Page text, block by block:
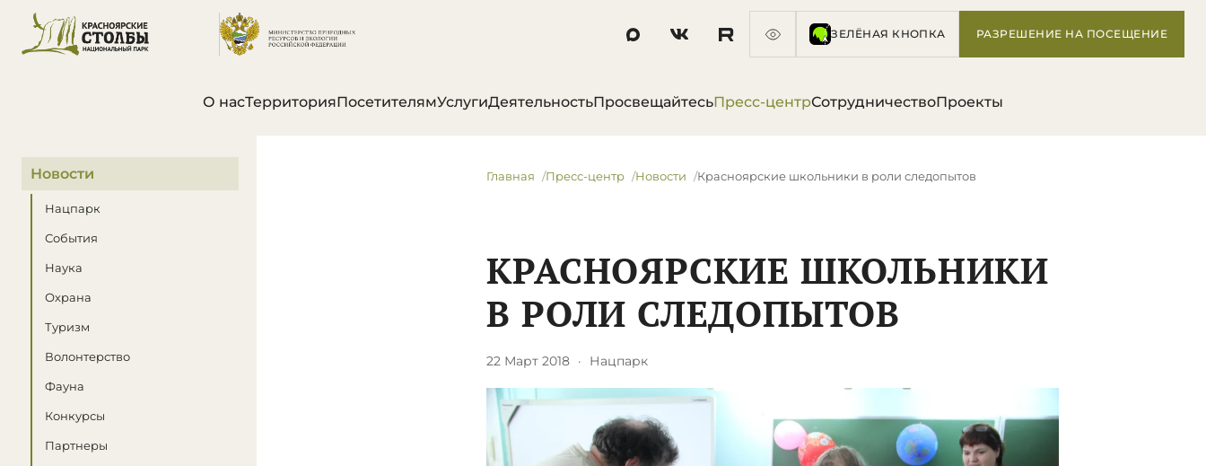
ЗЕЛЁНАЯ КНОПКА РАЗРЕШЕНИЕ НА ПОСЕЩЕНИЕ
О насТерриторияПосетителямУслугиДеятельностьПросвещайтесьПресс-центрСотрудничествоПроекты
В этом разделе
Новости
Нацпарк
События
Наука
Охрана
Туризм
Волонтерство
Фауна
Конкурсы
Партнеры
Главная Пресс-центр Новости Красноярские школьники в роли следопытов
КРАСНОЯРСКИЕ ШКОЛЬНИКИ
В РОЛИ СЛЕДОПЫТОВ
22 Март 2018 · Нацпарк